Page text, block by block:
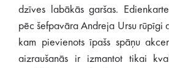
dzīves labākās garšas.
pēc šefpavāra Andreja Ursu rūpīgi
kam pievienots īpašs spāņu
aizraušanās ir izmantot tikai